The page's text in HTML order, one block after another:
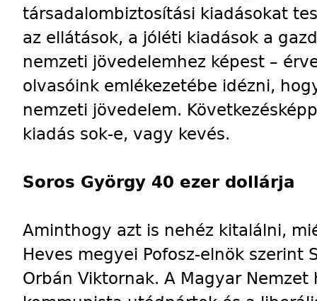
társadalombiztosítási kiadásokat
az ellátások, a jóléti kiadások a
nemzeti jövedelemhez képest –
olvasóink emlékezetébe idézni,
nemzeti jövedelem.
kiadás sok-e, vagy kevés.
Soros György 40 ezer dollárja
Aminthogy azt is nehéz kitalálni,
Heves megyei Pofosz-elnök szerint
Orbán Viktornak. A Magyar